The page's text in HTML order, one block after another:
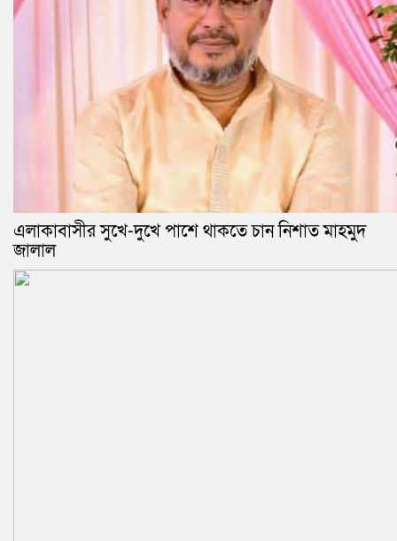
এলাকাবাসীর সুখে-দুখে পাশে থাকতে চান নিশাত মাহমুদ
জালাল